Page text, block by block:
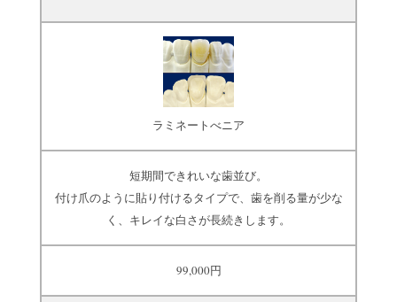
ラミネートべニア
短期間できれいな歯並び。
付け爪のように貼り付けるタイプで、歯を削る量が少な
く、キレイな白さが長続きします。
99,000円